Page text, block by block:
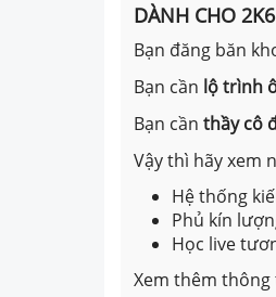
DÀNH CHO
Bạn đăng băn
Bạn cần lộ trình
Bạn cần thầy cô
Vậy thì hãy xem
Hệ thống
Phủ kín
Học live
Xem thêm